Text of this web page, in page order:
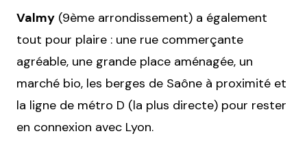
Valmy (9ème arrondissement) a également
tout pour plaire : une rue commerçante
agréable, une grande place aménagée, un
marché bio, les berges de Saône à proximité et
la ligne de métro D (la plus directe) pour rester
en connexion avec Lyon.